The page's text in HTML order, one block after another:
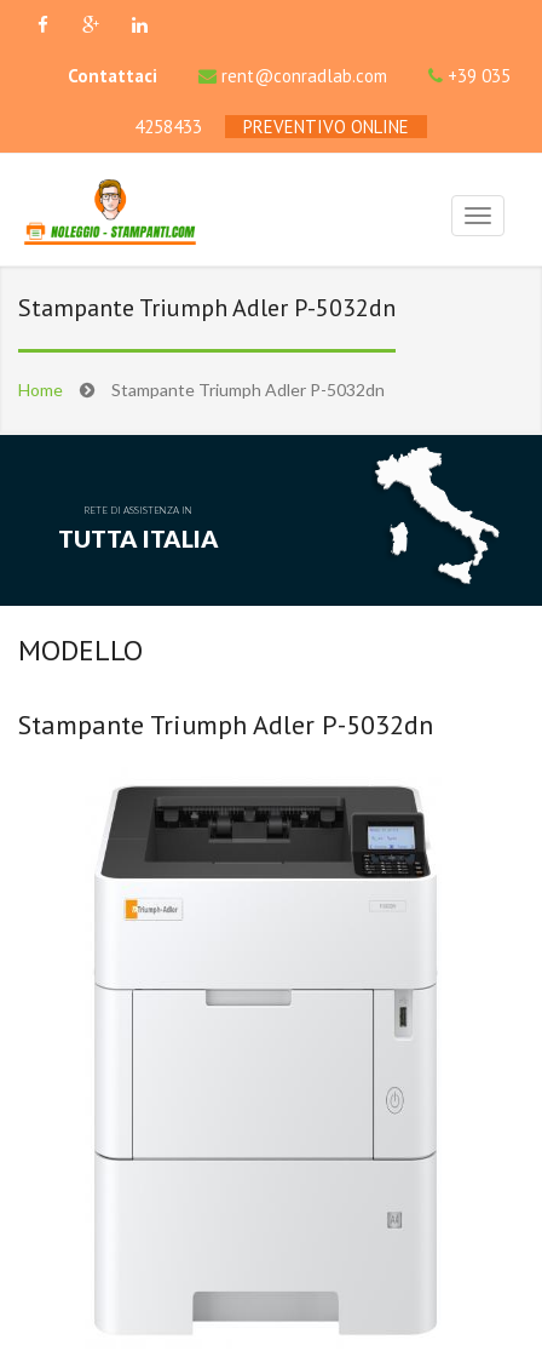
Contattaci rent@conradlab.com +39 035
4258433 PREVENTIVO ONLINE
Stampante Triumph Adler P-5032dn
Home Stampante Triumph Adler P-5032dn
RETE DI ASSISTENZA IN
TUTTA ITALIA
MODELLO
Stampante Triumph Adler P-5032dn